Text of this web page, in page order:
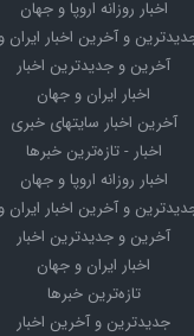
اخبار روزانه اروپا و جهان
و آخرین اخبار ایران
آخرین و جدیدترین اخبار
اخبار ایران و جهان
آخرین اخبار سایتهای خبری
اخبار - تازه‌ترین خبرها
اخبار روزانه اروپا و جهان
و آخرین اخبار ایران
آخرین و جدیدترین اخبار
اخبار ایران و جهان
تازه‌ترین خبرها
جدیدترین و آخرین اخبار